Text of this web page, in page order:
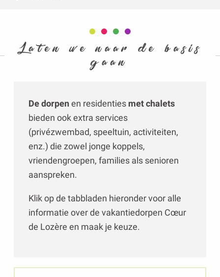
Laten we naar de basis
gaan
De dorpen en residenties met chalets
bieden ook extra services
(privézwembad, speeltuin, activiteiten,
enz.) die zowel jonge koppels,
vriendengroepen, families als senioren
aanspreken.
Klik op de tabbladen hieronder voor alle
informatie over de vakantiedorpen Cœur
de Lozère en maak je keuze.